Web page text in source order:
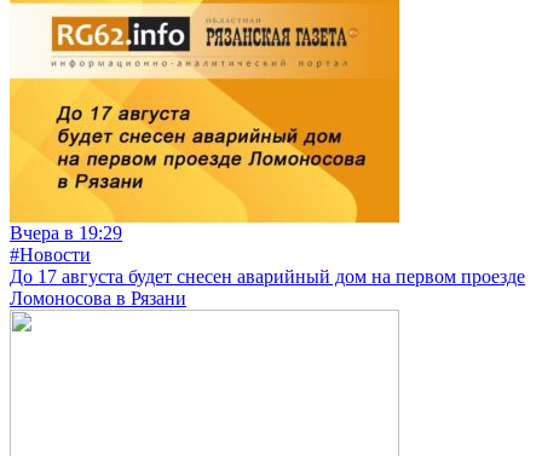
Вчера в 19:29
#Новости
До 17 августа будет снесен аварийный дом на первом проезде
Ломоносова в Рязани